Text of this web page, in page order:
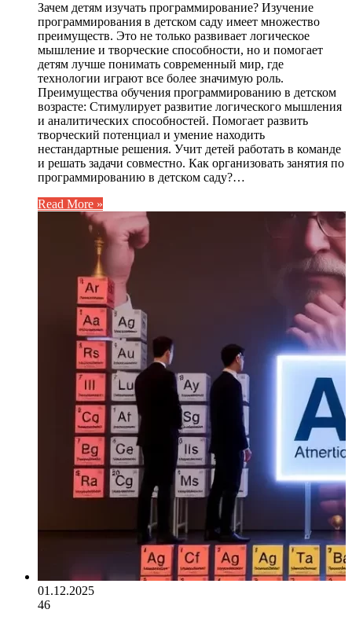
Зачем детям изучать программирование? Изучение
программирования в детском саду имеет множество
преимуществ. Это не только развивает логическое
мышление и творческие способности, но и помогает
детям лучше понимать современный мир, где
технологии играют все более значимую роль.
Преимущества обучения программированию в детском
возрасте: Стимулирует развитие логического мышления
и аналитических способностей. Помогает развить
творческий потенциал и умение находить
нестандартные решения. Учит детей работать в команде
и решать задачи совместно. Как организовать занятия по
программированию в детском саду?…
Read More »
01.12.2025
46